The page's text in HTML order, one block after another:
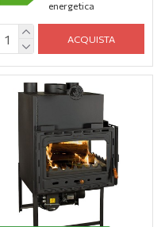
energetica
ACQUISTA